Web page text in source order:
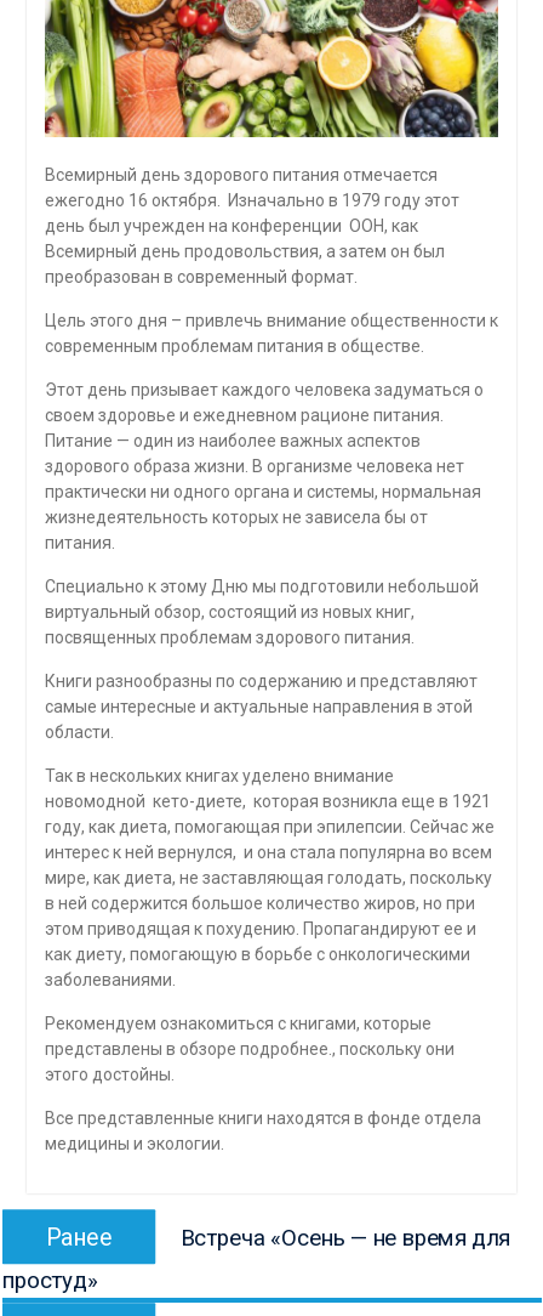
Всемирный день здорового питания отмечается
ежегодно 16 октября. Изначально в 1979 году этот
день был учрежден на конференции ООН, как
Всемирный день продовольствия, а затем он был
преобразован в современный формат.
Цель этого дня – привлечь внимание общественности к
современным проблемам питания в обществе.
Этот день призывает каждого человека задуматься о
своем здоровье и ежедневном рационе питания.
Питание — один из наиболее важных аспектов
здорового образа жизни. В организме человека нет
практически ни одного органа и системы, нормальная
жизнедеятельность которых не зависела бы от
питания.
Специально к этому Дню мы подготовили небольшой
виртуальный обзор, состоящий из новых книг,
посвященных проблемам здорового питания.
Книги разнообразны по содержанию и представляют
самые интересные и актуальные направления в этой
области.
Так в нескольких книгах уделено внимание
новомодной кето-диете, которая возникла еще в 1921
году, как диета, помогающая при эпилепсии. Сейчас же
интерес к ней вернулся, и она стала популярна во всем
мире, как диета, не заставляющая голодать, поскольку
в ней содержится большое количество жиров, но при
этом приводящая к похудению. Пропагандируют ее и
как диету, помогающую в борьбе с онкологическими
заболеваниями.
Рекомендуем ознакомиться с книгами, которые
представлены в обзоре подробнее., поскольку они
этого достойны.
Все представленные книги находятся в фонде отдела
медицины и экологии.
Навигация
записям
Ранее
запись:
Встреча «Осень — не время для
простуд»